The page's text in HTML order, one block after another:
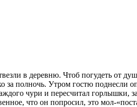
в деревню. Чтоб погудеть от
за полночь. Утром гостю поднесли
чури и пересчитал горлышки,
что он попросил, это мол-